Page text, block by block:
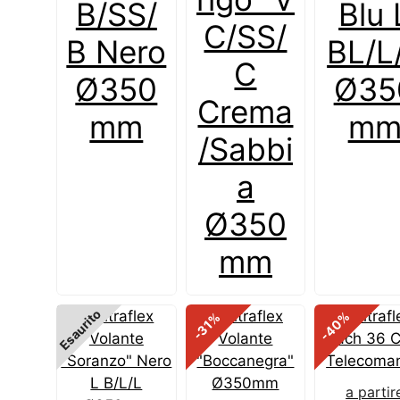
B/SS/
B Nero
Ø350
mm
C/SS/
C
Crema
/Sabbi
a
Ø350
mm
Blu
BL/
Esaurito -31
% -40
%
a